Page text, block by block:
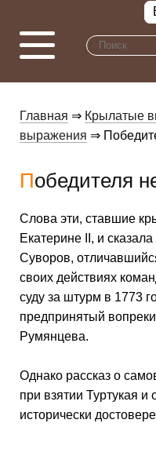
Главная ⇒ Крылатые
выражения ⇒
Победителя
Слова эти, ставшие
Екатерине II, и
Суворов,
своих действиях
суду за штурм в 1773
предпринятый
Румянцева.
Однако рассказ о
при взятии Туртукая и
исторически